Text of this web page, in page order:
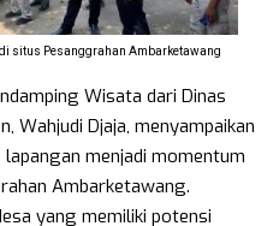
situs Pesanggrahan Ambarketawang
Wisata dari Dinas
Wahjudi Djaja, menyampaikan
menjadi momentum
Ambarketawang.
yang memiliki potensi